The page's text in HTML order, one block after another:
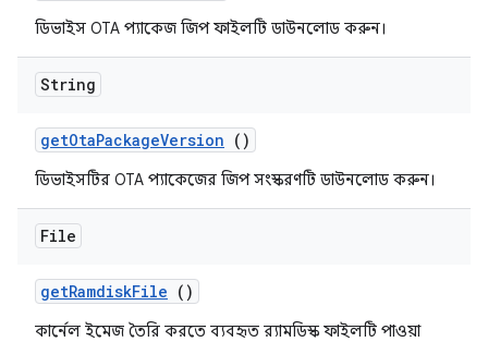
ডিভাইস OTA প্যাকেজ জিপ ফাইলটি ডাউনলোড করুন।
String
getOtaPackageVersion ()
ডিভাইসটির OTA প্যাকেজের জিপ সংস্করণটি ডাউনলোড করুন।
File
getRamdiskFile ()
কার্নেল ইমেজ তৈরি করতে ব্যবহৃত র‍্যামডিস্ক ফাইলটি পাওয়া